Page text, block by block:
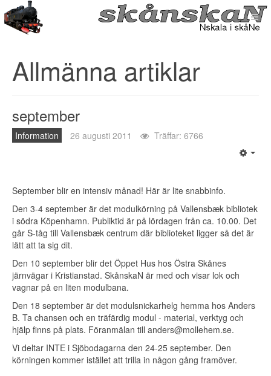
Allmänna artiklar
september
Information 26 augusti 2011 Träffar: 6766
September blir en intensiv månad! Här är lite snabbinfo.
Den 3-4 september är det modulkörning på Vallensbæk bibliotek
i södra Köpenhamn. Publiktid är på lördagen från ca. 10.00. Det
går S-tåg till Vallensbæk centrum där biblioteket ligger så det är
lätt att ta sig dit.
Den 10 september blir det Öppet Hus hos Östra Skånes
järnvägar i Kristianstad. SkånskaN är med och visar lok och
vagnar på en liten modulbana.
Den 18 september är det modulsnickarhelg hemma hos Anders
B. Ta chansen och en träfärdig modul - material, verktyg och
hjälp finns på plats. Föranmälan till anders@mollehem.se.
Vi deltar INTE i Sjöbodagarna den 24-25 september. Den
körningen kommer istället att trilla in någon gång framöver.